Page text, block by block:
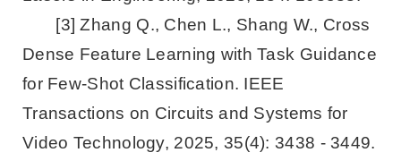
[3] Zhang Q., Chen L., Shang W., Cross
Dense Feature Learning with Task Guidance
for Few-Shot Classification. IEEE
Transactions on Circuits and Systems for
Video Technology, 2025, 35(4): 3438 - 3449.